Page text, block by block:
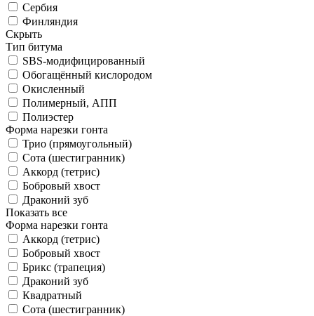
Сербия
Финляндия
Скрыть
Тип битума
SBS-модифицированный
Обогащённый кислородом
Окисленный
Полимерный, АПП
Полиэстер
Форма нарезки гонта
Трио (прямоугольный)
Сота (шестигранник)
Аккорд (тетрис)
Бобровый хвост
Драконий зуб
Показать все
Форма нарезки гонта
Аккорд (тетрис)
Бобровый хвост
Брикс (трапеция)
Драконий зуб
Квадратный
Сота (шестигранник)